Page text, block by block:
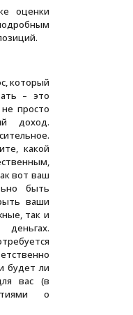
оценки
который
– это
просто
доход.
какой
вот ваш
быть
ваши
так и
будет ли
вас (в
о